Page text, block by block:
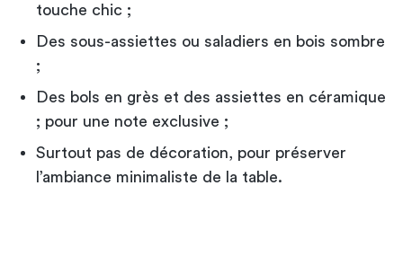
touche chic ;
Des sous-assiettes ou saladiers en bois sombre
;
Des bols en grès et des assiettes en céramique
; pour une note exclusive ;
Surtout pas de décoration, pour préserver
l’ambiance minimaliste de la table.